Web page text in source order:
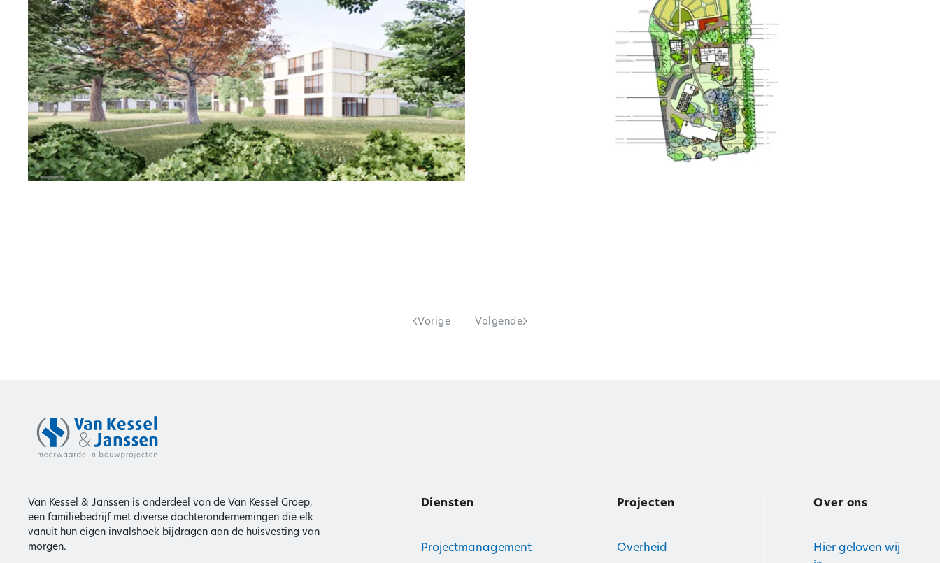
Vorige Volgende
Van Kessel & Janssen is onderdeel van de Van Kessel Groep,
een familiebedrijf met diverse dochterondernemingen die elk
vanuit hun eigen invalshoek bijdragen aan de huisvesting van
morgen.
Diensten
Projectmanagement
Projecten
Overheid
Over ons
Hier geloven wij